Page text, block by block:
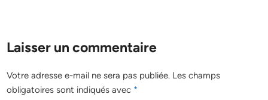
Laisser un commentaire
Votre adresse e-mail ne sera pas publiée. Les champs
obligatoires sont indiqués avec *